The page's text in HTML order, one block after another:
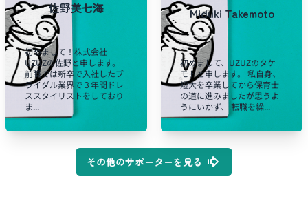
佐野美七海
初めまして！株式会社
UZUZの佐野と申します。
前職では新卒で入社したブ
ライダル業界で３年間ドレ
ススタイリストをしており
ま...
Miduki Takemoto
初めまして、UZUZのタケ
モトと申します。 私自身、
短大を卒業してから保育士
の道に進みましたが思うよ
うにいかず、 転職を繰...
その他のサポーターを見る